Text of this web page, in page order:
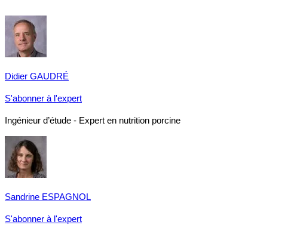
Didier GAUDRÉ
S'abonner à l'expert
Ingénieur d’étude - Expert en nutrition porcine
Sandrine ESPAGNOL
S'abonner à l'expert